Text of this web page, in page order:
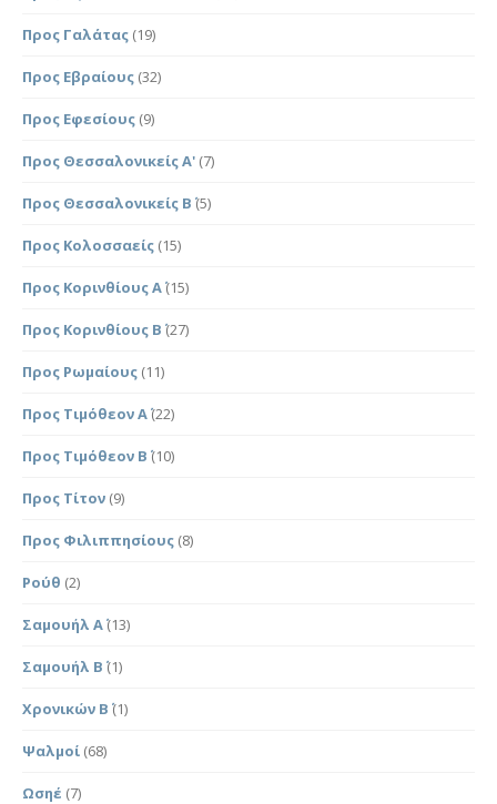
Προς Γαλάτας (19)
Προς Εβραίους (32)
Προς Εφεσίους (9)
Προς Θεσσαλονικείς Α' (7)
Προς Θεσσαλονικείς Β΄ (5)
Προς Κολοσσαείς (15)
Προς Κορινθίους Α΄(15)
Προς Κορινθίους Β΄ (27)
Προς Ρωμαίους (11)
Προς Τιμόθεον Α΄(22)
Προς Τιμόθεον Β΄ (10)
Προς Τίτον (9)
Προς Φιλιππησίους (8)
Ρούθ (2)
Σαμουήλ Α΄(13)
Σαμουήλ Β΄ (1)
Χρονικών Β΄ (1)
Ψαλμοί (68)
Ωσηέ (7)